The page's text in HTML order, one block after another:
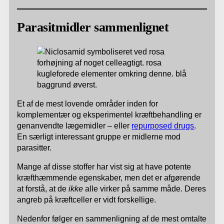
Parasitmidler sammenlignet
Et af de mest lovende områder inden for
komplementær og eksperimentel kræftbehandling er
genanvendte lægemidler – eller repurposed drugs.
En særligt interessant gruppe er midlerne mod
parasitter.
Mange af disse stoffer har vist sig at have potente
kræfthæmmende egenskaber, men det er afgørende
at forstå, at deikke alle virker på samme måde. Deres
angreb på kræftceller er vidt forskellige.
Nedenfor følger en sammenligning af de mest omtalte